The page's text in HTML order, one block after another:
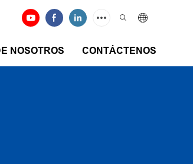
NOSOTROS CONTÁCTENOS